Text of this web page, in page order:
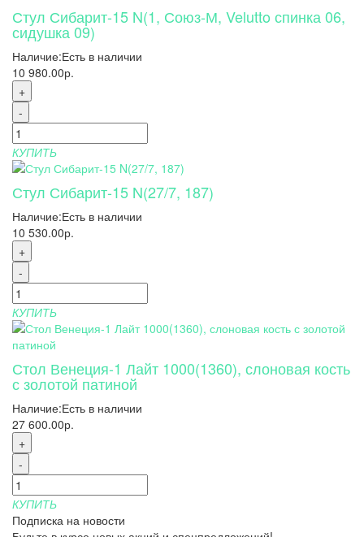
Стул Сибарит-15 N(1, Союз-М, Velutto спинка 06,
сидушка 09)
Наличие:Есть в наличии
10 980.00р.
+
-
КУПИТЬ
Стул Сибарит-15 N(27/7, 187)
Наличие:Есть в наличии
10 530.00р.
+
-
КУПИТЬ
Стол Венеция-1 Лайт 1000(1360), слоновая кость
с золотой патиной
Наличие:Есть в наличии
27 600.00р.
+
-
КУПИТЬ
Подписка на новости